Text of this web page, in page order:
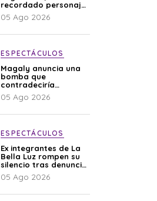
recordado personaje
de la farándula y
expareja de Shirley
05 Ago 2026
ESPECTÁCULOS
Magaly anuncia una
bomba que
contradeciría
comunicado de La
Bella Luz: “Hay un
05 Ago 2026
ESPECTÁCULOS
Ex integrantes de La
Bella Luz rompen su
silencio tras denuncia
de Naldy: “Todo el
mundo lo sabía”
05 Ago 2026